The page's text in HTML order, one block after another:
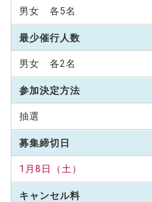
男女 各5名
最少催行人数
男女 各2名
参加決定方法
抽選
募集締切日
1月8日（土）
キャンセル料